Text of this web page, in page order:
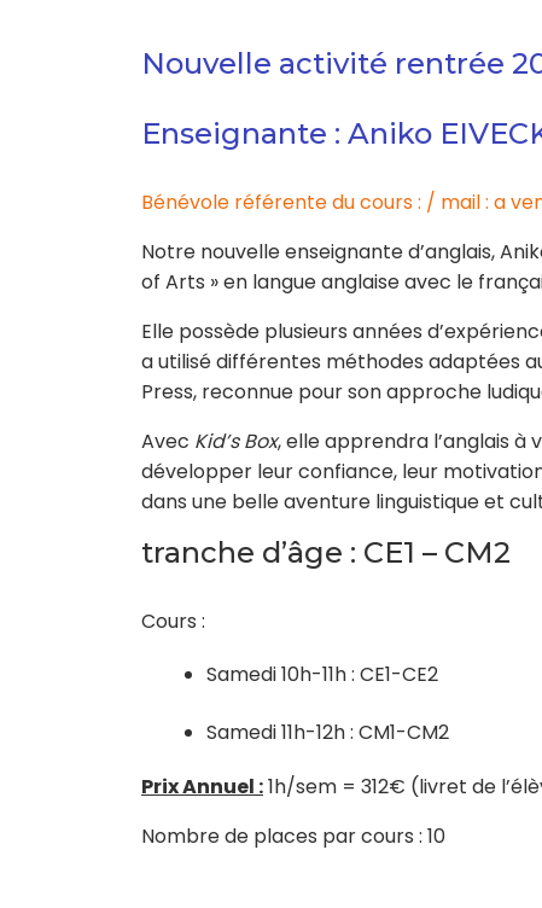
Nouvelle activité rentrée
Enseignante : Aniko
Bénévole référente du cours : / mail : a
Notre nouvelle enseignante d’anglais,
of Arts » en langue anglaise avec le
Elle possède plusieurs années
a utilisé différentes méthodes adaptées
Press, reconnue pour son approche
Avec Kid’s Box, elle apprendra l’anglais à
développer leur confiance, leur
dans une belle aventure linguistique et
tranche d’âge : CE1 – CM2
Cours :
Samedi 10h-11h : CE1-CE2
Samedi 11h-12h : CM1-CM2
Prix Annuel :1h/sem = 312€ (livret de
Nombre de places par cours : 10